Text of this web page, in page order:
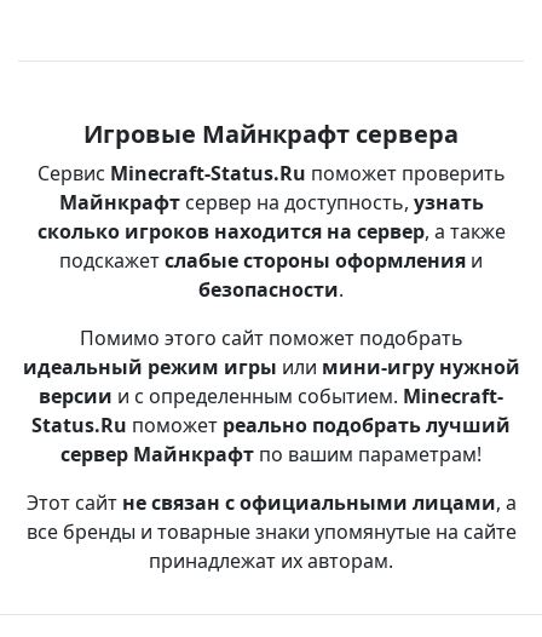
Игровые Майнкрафт сервера
Сервис Minecraft-Status.Ru поможет проверить
Майнкрафтсервер на доступность, узнать
сколько игроков находится на сервер, а также
подскажетслабые стороны оформления и
безопасности.
Помимо этого сайт поможет подобрать
идеальный режим игры или мини-игру нужной
версии и с определенным событием. Minecraft-
Status.Ru поможет реально подобрать лучший
сервер Майнкрафт по вашим параметрам!
Этот сайт не связан с официальными лицами, а
все бренды и товарные знаки упомянутые на сайте
принадлежат их авторам.